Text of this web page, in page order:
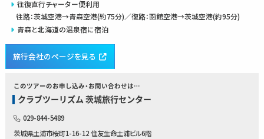
往復直行チャーター便利用
往路：茨城空港→青森空港(約75分)／復路：函館空港→茨城空港(約95分)
青森と北海道の温泉宿に宿泊
旅行会社のページを見る
このツアーのお申し込み・お問い合わせは…
クラブツーリズム 茨城旅行センター
029-844-5489
茨城県土浦市桜町1-16-12 住友生命土浦ビル6階